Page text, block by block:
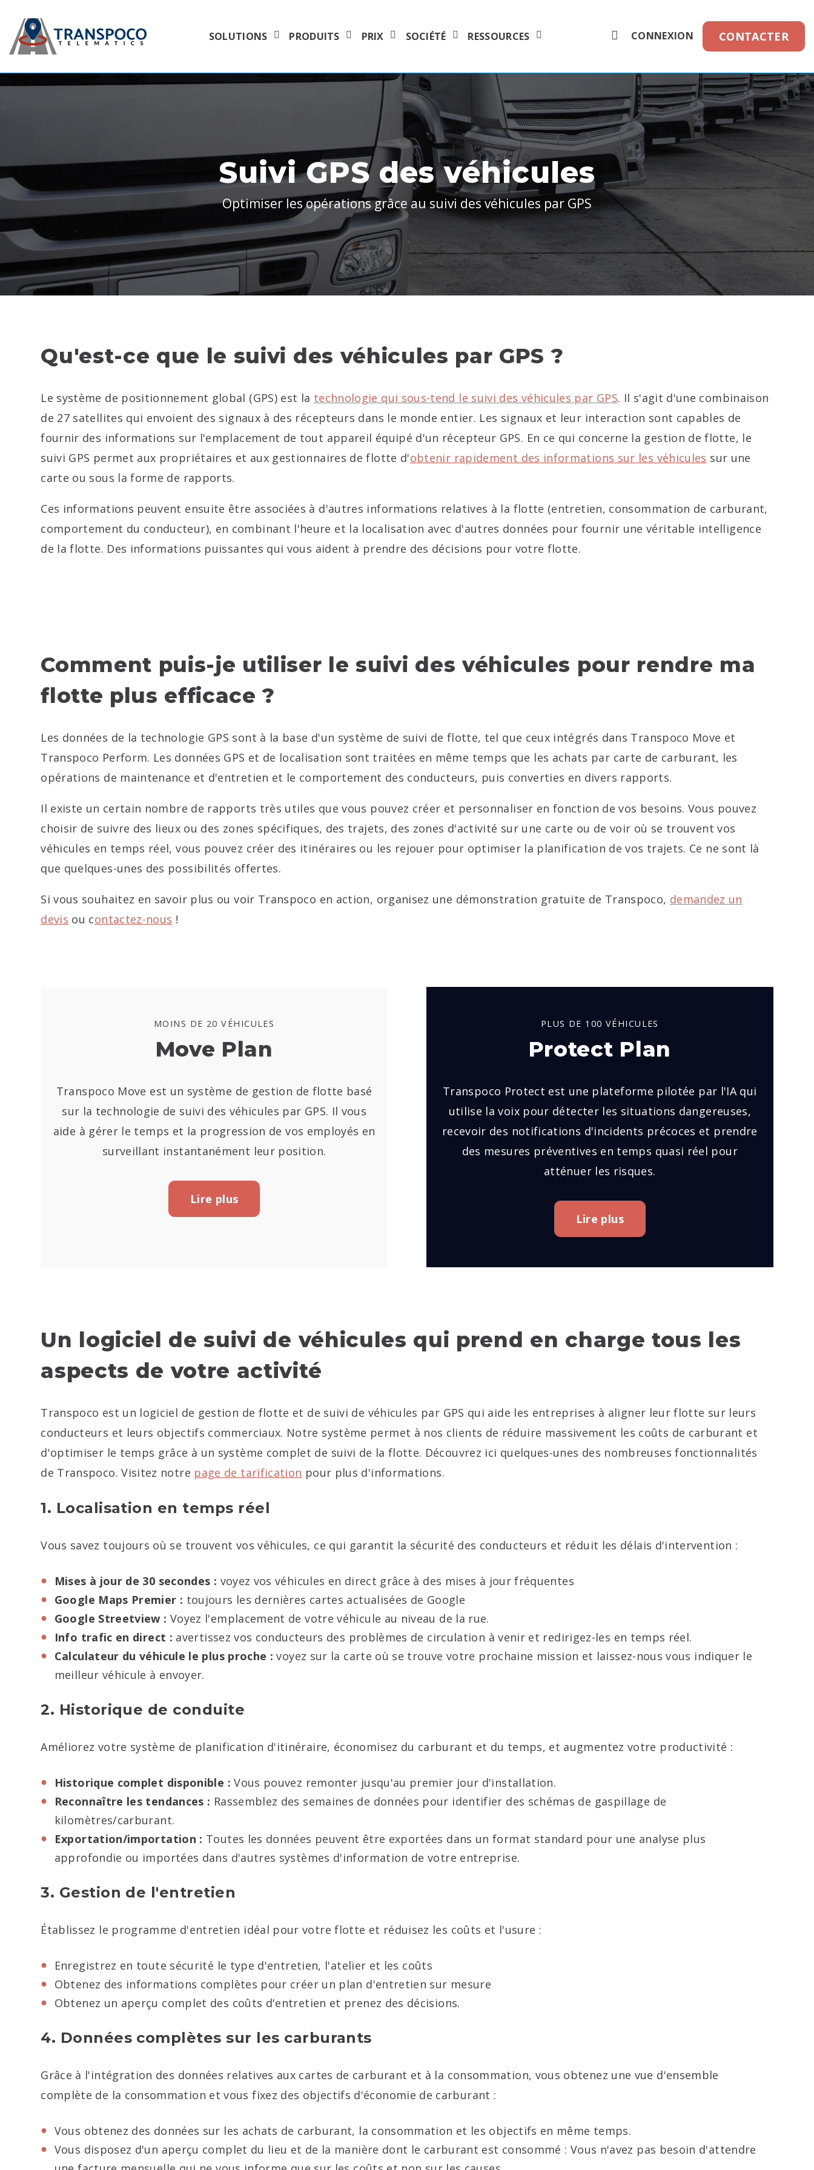
SOLUTIONS PRODUITS PRIX SOCIÉTÉ RESSOURCES CONNEXION CONTACTER
Suivi GPS des véhicules
Optimiser les opérations grâce au suivi des véhicules par GPS
Qu'est-ce que le suivi des véhicules par GPS ?
Le système de positionnement global (GPS) est la technologie qui sous-tend le suivi des véhicules par GPS. Il s'agit d'une combinaison
de 27 satellites qui envoient des signaux à des récepteurs dans le monde entier. Les signaux et leur interaction sont capables de
fournir des informations sur l'emplacement de tout appareil équipé d'un récepteur GPS. En ce qui concerne la gestion de flotte, le
suivi GPS permet aux propriétaires et aux gestionnaires de flotte d'obtenir rapidement des informations sur les véhicules sur une
carte ou sous la forme de rapports.
Ces informations peuvent ensuite être associées à d'autres informations relatives à la flotte (entretien, consommation de carburant,
comportement du conducteur), en combinant l'heure et la localisation avec d'autres données pour fournir une véritable intelligence
de la flotte. Des informations puissantes qui vous aident à prendre des décisions pour votre flotte.
Comment puis-je utiliser le suivi des véhicules pour rendre ma
flotte plus efficace ?
Les données de la technologie GPS sont à la base d'un système de suivi de flotte, tel que ceux intégrés dans Transpoco Move et
Transpoco Perform. Les données GPS et de localisation sont traitées en même temps que les achats par carte de carburant, les
opérations de maintenance et d'entretien et le comportement des conducteurs, puis converties en divers rapports.
Il existe un certain nombre de rapports très utiles que vous pouvez créer et personnaliser en fonction de vos besoins. Vous pouvez
choisir de suivre des lieux ou des zones spécifiques, des trajets, des zones d'activité sur une carte ou de voir où se trouvent vos
véhicules en temps réel, vous pouvez créer des itinéraires ou les rejouer pour optimiser la planification de vos trajets. Ce ne sont là
que quelques-unes des possibilités offertes.
Si vous souhaitez en savoir plus ou voir Transpoco en action, organisez une démonstration gratuite de Transpoco, demandez un
devis ou contactez-nous !
MOINS DE 20 VÉHICULES
Move Plan
Transpoco Move est un système de gestion de flotte basé
sur la technologie de suivi des véhicules par GPS. Il vous
aide à gérer le temps et la progression de vos employés en
surveillant instantanément leur position.
Lire plus
PLUS DE 100 VÉHICULES
Protect Plan
Transpoco Protect est une plateforme pilotée par l'IA qui
utilise la voix pour détecter les situations dangereuses,
recevoir des notifications d'incidents précoces et prendre
des mesures préventives en temps quasi réel pour
atténuer les risques.
Lire plus
Un logiciel de suivi de véhicules qui prend en charge tous les
aspects de votre activité
Transpoco est un logiciel de gestion de flotte et de suivi de véhicules par GPS qui aide les entreprises à aligner leur flotte sur leurs
conducteurs et leurs objectifs commerciaux. Notre système permet à nos clients de réduire massivement les coûts de carburant et
d'optimiser le temps grâce à un système complet de suivi de la flotte. Découvrez ici quelques-unes des nombreuses fonctionnalités
de Transpoco. Visitez notre page de tarification pour plus d'informations.
1. Localisation en temps réel
Vous savez toujours où se trouvent vos véhicules, ce qui garantit la sécurité des conducteurs et réduit les délais d'intervention :
Mises à jour de 30 secondes : voyez vos véhicules en direct grâce à des mises à jour fréquentes
Google Maps Premier : toujours les dernières cartes actualisées de Google
Google Streetview : Voyez l'emplacement de votre véhicule au niveau de la rue.
Info trafic en direct : avertissez vos conducteurs des problèmes de circulation à venir et redirigez-les en temps réel.
Calculateur du véhicule le plus proche : voyez sur la carte où se trouve votre prochaine mission et laissez-nous vous indiquer le
meilleur véhicule à envoyer.
2. Historique de conduite
Améliorez votre système de planification d'itinéraire, économisez du carburant et du temps, et augmentez votre productivité :
Historique complet disponible : Vous pouvez remonter jusqu'au premier jour d'installation.
Reconnaître les tendances : Rassemblez des semaines de données pour identifier des schémas de gaspillage de
kilomètres/carburant.
Exportation/importation : Toutes les données peuvent être exportées dans un format standard pour une analyse plus
approfondie ou importées dans d'autres systèmes d'information de votre entreprise.
3. Gestion de l'entretien
Établissez le programme d'entretien idéal pour votre flotte et réduisez les coûts et l'usure :
Enregistrez en toute sécurité le type d'entretien, l'atelier et les coûts
Obtenez des informations complètes pour créer un plan d'entretien sur mesure
Obtenez un aperçu complet des coûts d'entretien et prenez des décisions.
4. Données complètes sur les carburants
Grâce à l'intégration des données relatives aux cartes de carburant et à la consommation, vous obtenez une vue d'ensemble
complète de la consommation et vous fixez des objectifs d'économie de carburant :
Vous obtenez des données sur les achats de carburant, la consommation et les objectifs en même temps.
Vous disposez d'un aperçu complet du lieu et de la manière dont le carburant est consommé : Vous n'avez pas besoin d'attendre